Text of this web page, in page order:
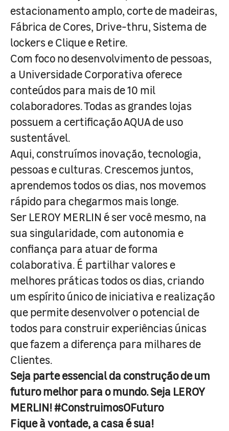
estacionamento amplo, corte de madeiras,
Fábrica de Cores, Drive-thru, Sistema de
lockers e Clique e Retire.
Com foco no desenvolvimento de pessoas,
a Universidade Corporativa oferece
conteúdos para mais de 10 mil
colaboradores. Todas as grandes lojas
possuem a certificação AQUA de uso
sustentável.
Aqui, construímos inovação, tecnologia,
pessoas e culturas. Crescemos juntos,
aprendemos todos os dias, nos movemos
rápido para chegarmos mais longe.
Ser LEROY MERLIN é ser você mesmo, na
sua singularidade, com autonomia e
confiança para atuar de forma
colaborativa. É partilhar valores e
melhores práticas todos os dias, criando
um espírito único de iniciativa e realização
que permite desenvolver o potencial de
todos para construir experiências únicas
que fazem a diferença para milhares de
Clientes.
Seja parte essencial da construção de um
futuro melhor para o mundo. Seja LEROY
MERLIN! #ConstruimosOFuturo
Fique à vontade, a casa é sua!